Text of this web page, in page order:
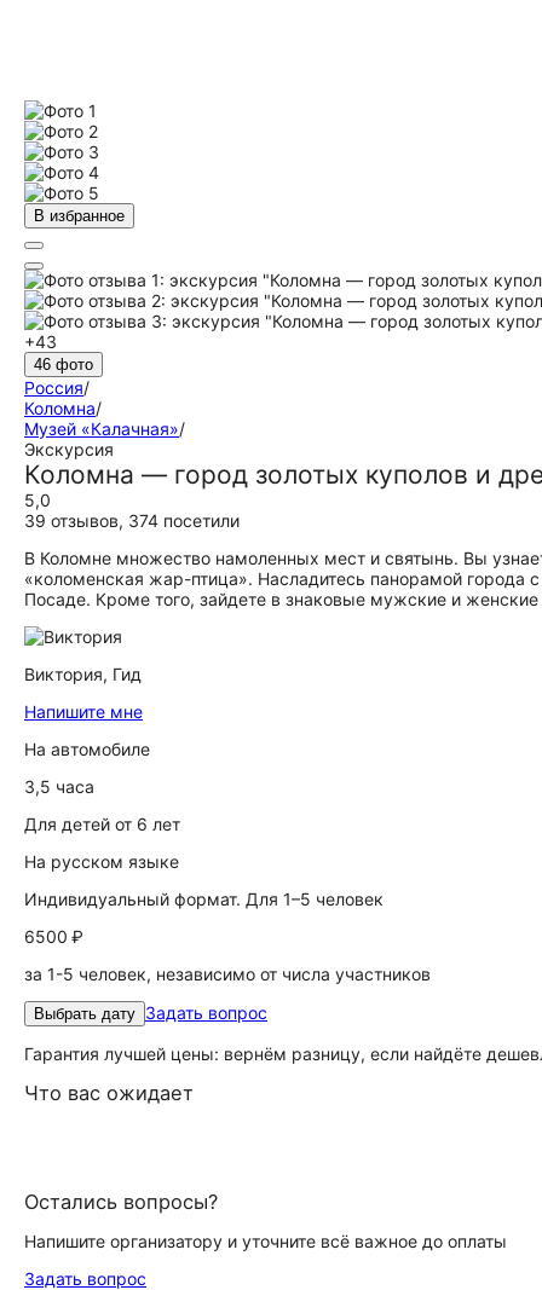
В избранное
+43
46 фото
Россия/
Коломна/
Музей «Калачная»/
Экскурсия
Коломна — город золотых куполов и
5,0
39 отзывов, 374 посетили
В Коломне множество намоленных мест и святынь. Вы
«коломенская жар-птица». Насладитесь панорамой города
Посаде. Кроме того, зайдете в знаковые мужские и
Виктория, Гид
Напишите мне
На автомобиле
3,5 часа
Для детей от 6 лет
На русском языке
Индивидуальный формат. Для 1–5 человек
6500 ₽
за 1-5 человек, независимо от числа участников
Выбрать дату Задать вопрос
Гарантия лучшей цены: вернём разницу, если найдёте
Что вас ожидает
Остались вопросы?
Напишите организатору и уточните всё важное до оплаты
Задать вопрос